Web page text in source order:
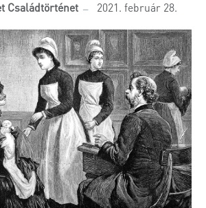
Családtörténet 2021. február 28.